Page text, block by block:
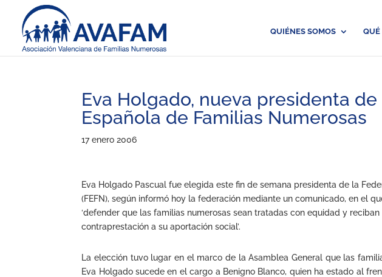
QUIÉNES SOMOS QUÉ
Eva Holgado, nueva presidenta
Española de Familias Numerosas
17 enero 2006
Eva Holgado Pascual fue elegida este fin de semana presidenta de la
(FEFN), según informó hoy la federación mediante un comunicado, en el
‘defender que las familias numerosas sean tratadas con equidad y
contraprestación a su aportación social’.
La elección tuvo lugar en el marco de la Asamblea General que las
Eva Holgado sucede en el cargo a Benigno Blanco, quien ha estado al